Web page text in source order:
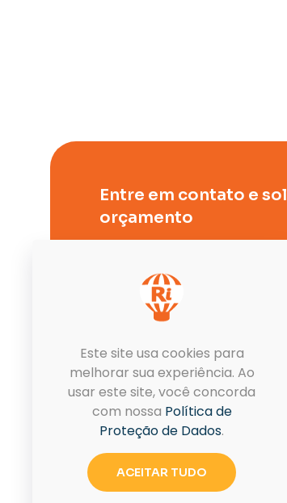
Entre em contato e
orçamento
Entre em contato e
solicite seu
Conheça a melhor fábrica de
produtos infláveis do Goiás!
Este site usa cookies para
melhorar sua experiência. Ao
usar este site, você concorda
com nossa Política de
Proteção de Dados.
ACEITAR TUDO